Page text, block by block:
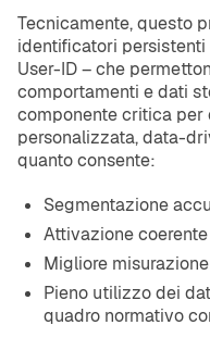
Tecnicamente, questo
identificatori persistenti
User-ID – che
comportamenti e dati
componente critica
personalizzata, data-
quanto consente:
Segmentazione
Attivazione
Migliore
Pieno utilizzo dei
quadro normativo